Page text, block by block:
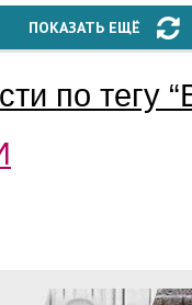
ПОКАЗАТЬ ЕЩЁ
по тегу “